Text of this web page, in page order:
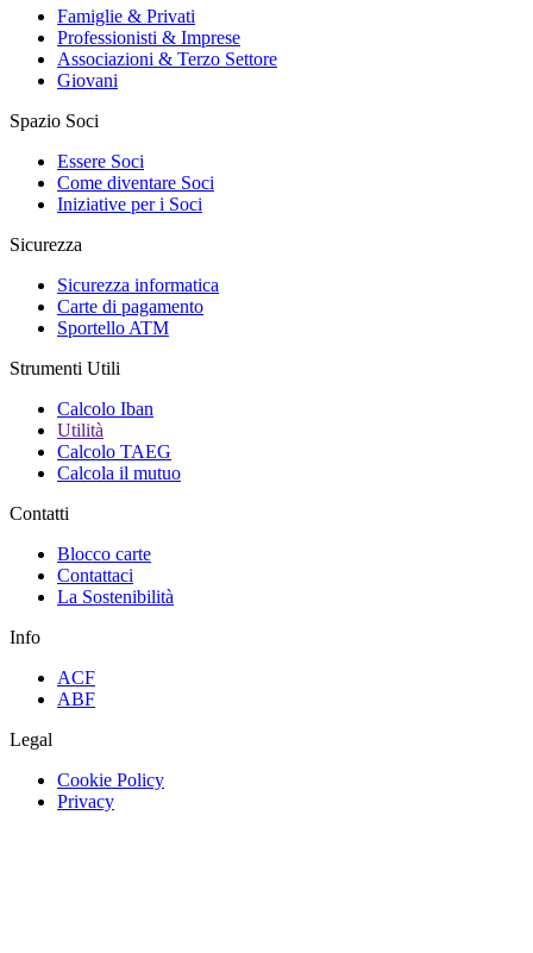
Famiglie & Privati
Professionisti & Imprese
Associazioni & Terzo Settore
Giovani
Spazio Soci
Essere Soci
Come diventare Soci
Iniziative per i Soci
Sicurezza
Sicurezza informatica
Carte di pagamento
Sportello ATM
Strumenti Utili
Calcolo Iban
Utilità
Calcolo TAEG
Calcola il mutuo
Contatti
Blocco carte
Contattaci
La Sostenibilità
Info
ACF
ABF
Legal
Cookie Policy
Privacy